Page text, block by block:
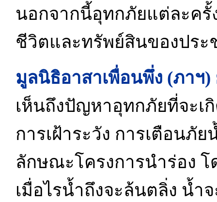
นอกจากนี้อุทกภัยแต่ละค
ชีวิตและทรัพย์สินของปร
มูลนิธิอาสาเพื่อนพึ่ง (ภาฯ
เห็นถึงปัญหาอุทกภัยที่จะเ
การเฝ้าระวัง การเตือนภั
ลักษณะโครงการนำร่อง โ
เมื่อไรน้ำถึงจะล้นตลิ่ง น้ำ